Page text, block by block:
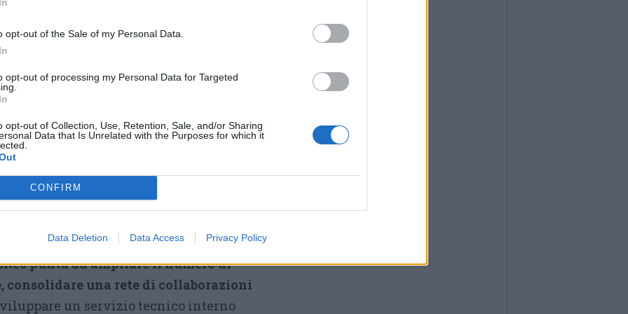
opt-out of the Sale of my Personal Data.
opt-out of processing my Personal Data for Targeted
opt-out of Collection, Use, Retention, Sale, and/or Sharing
Data that Is Unrelated with the Purposes for which it
CONFIRM
Data Deletion Data Access Privacy Policy
e iniziative dedicate alla
giovanile. Tra gli obiettivi vi sono la
attraverso concerti, sessioni live e
verranno sostenute tramite quote
partecipanti agli eventi, collaborazioni
e attraverso servizi culturali e tecnici
di eventi e al supporto audio.
punta ad ampliare il numero di
una rete di collaborazioni
un servizio tecnico interno